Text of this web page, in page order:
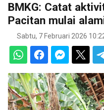
BMKG: Catat
Pacitan mulai
Sabtu, 7 Februari 2026